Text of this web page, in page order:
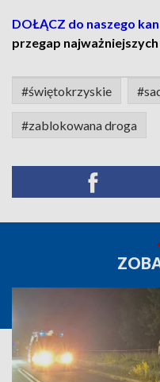
DOŁĄCZ do naszego
przegap
#świętokrzyskie
#zablokowana droga